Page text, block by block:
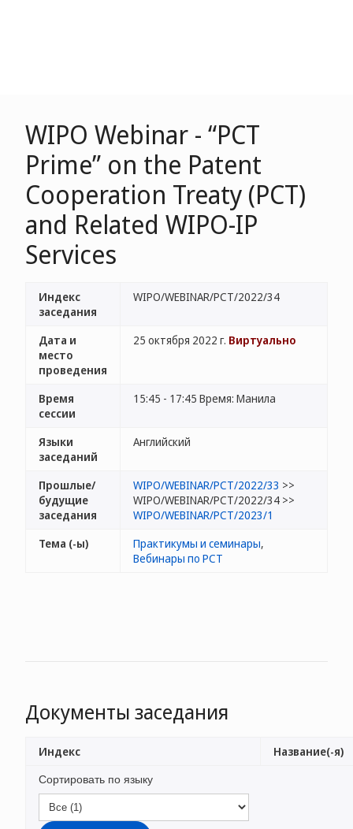
WIPO Webinar - “PCT
Prime” on the Patent
Cooperation Treaty (PCT)
and Related WIPO-IP
Services
Индекс
заседания
WIPO/WEBINAR/PCT/2022/34
Дата и
место
проведения
25 октября 2022 г. Виртуально
Время
сессии
15:45 - 17:45 Время: Манила
Языки
заседаний
Английский
Прошлые/
будущие
заседания
WIPO/WEBINAR/PCT/2022/33 >>
WIPO/WEBINAR/PCT/2022/34 >>
WIPO/WEBINAR/PCT/2023/1
Тема (-ы)
Практикумы и семинары,
Вебинары по РСТ
Документы заседания
Сортировать по языку
Индекс Название(-я)